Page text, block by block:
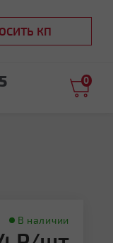
КП
0
В наличии